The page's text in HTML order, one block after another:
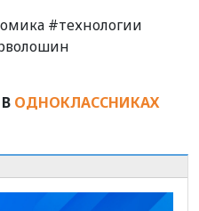
#технологии
ОДНОКЛАССНИКАХ